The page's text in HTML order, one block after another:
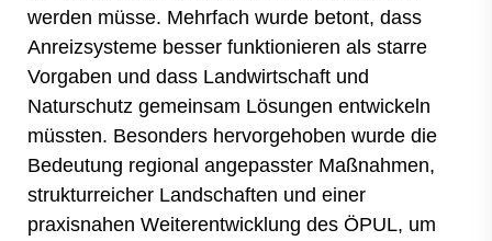
werden müsse. Mehrfach wurde betont, dass
Anreizsysteme besser funktionieren als starre
Vorgaben und dass Landwirtschaft und
Naturschutz gemeinsam Lösungen entwickeln
müssten. Besonders hervorgehoben wurde die
Bedeutung regional angepasster Maßnahmen,
strukturreicher Landschaften und einer
praxisnahen Weiterentwicklung des ÖPUL, um